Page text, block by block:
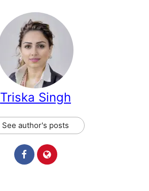
Triska Singh
See author's posts